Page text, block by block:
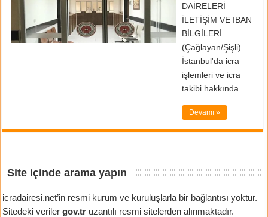
DAİRELERİ
İLETİŞİM VE IBAN
BİLGİLERİ
(Çağlayan/Şişli)
İstanbul'da icra
işlemleri ve icra
takibi hakkında ...
Devamı »
Site içinde arama yapın
icradairesi.net’in resmi kurum ve kuruluşlarla bir bağlantısı yoktur.
Sitedeki verilergov.tr uzantılı resmi sitelerden alınmaktadır.